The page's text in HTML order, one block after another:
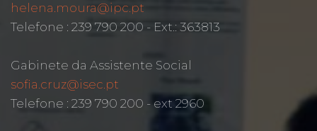
helena.moura@ipc.pt
Telefone : 239 790 200 - Ext.: 363813
Gabinete da Assistente Social
sofia.cruz@isec.pt
Telefone : 239 790 200 - ext 2960